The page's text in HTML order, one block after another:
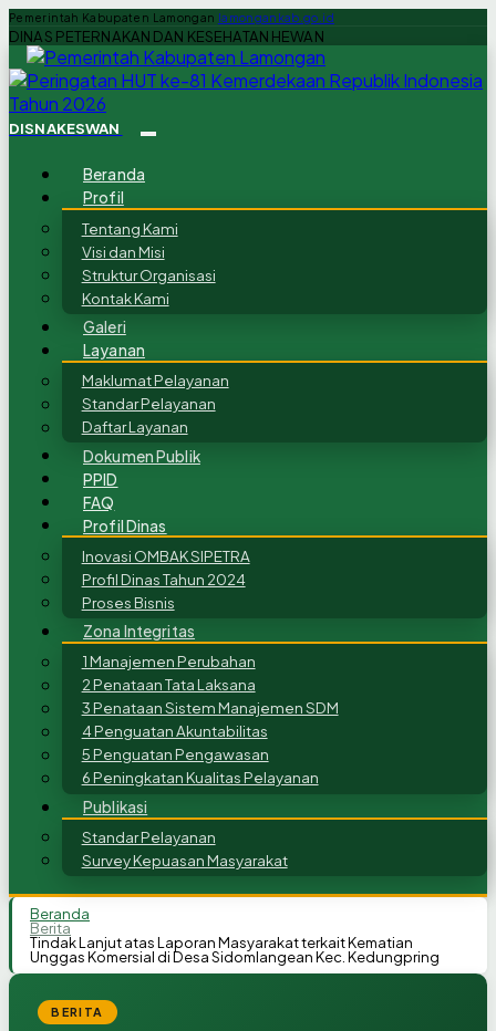
Pemerintah Kabupaten Lamongan lamongankab.go.id
DINAS PETERNAKAN DAN KESEHATAN HEWAN
DISNAKESWAN
Beranda
Profil
Tentang Kami
Visi dan Misi
Struktur Organisasi
Kontak Kami
Galeri
Layanan
Maklumat Pelayanan
Standar Pelayanan
Daftar Layanan
Dokumen Publik
PPID
FAQ
Profil Dinas
Inovasi OMBAK SIPETRA
Profil Dinas Tahun 2024
Proses Bisnis
Zona Integritas
1 Manajemen Perubahan
2 Penataan Tata Laksana
3 Penataan Sistem Manajemen SDM
4 Penguatan Akuntabilitas
5 Penguatan Pengawasan
6 Peningkatan Kualitas Pelayanan
Publikasi
Standar Pelayanan
Survey Kepuasan Masyarakat
Beranda
Berita
Tindak Lanjut atas Laporan Masyarakat terkait Kematian
Unggas Komersial di Desa Sidomlangean Kec. Kedungpring
BERITA